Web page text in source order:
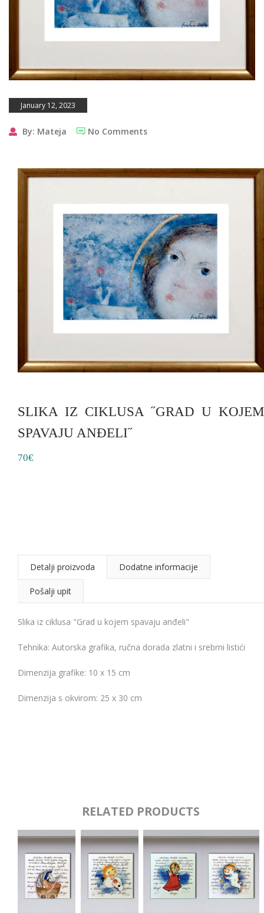
January 12, 2023
By: Mateja No Comments
SLIKA IZ CIKLUSA ˝GRAD U KOJEM
SPAVAJU ANĐELI˝
70€
Detalji proizvoda Dodatne informacije
Pošalji upit
Slika iz ciklusa "Grad u kojem spavaju anđeli"
Tehnika: Autorska grafika, ručna dorada zlatni i srebrni listići
Dimenzija grafike: 10 x 15 cm
Dimenzija s okvirom: 25 x 30 cm
RELATED PRODUCTS